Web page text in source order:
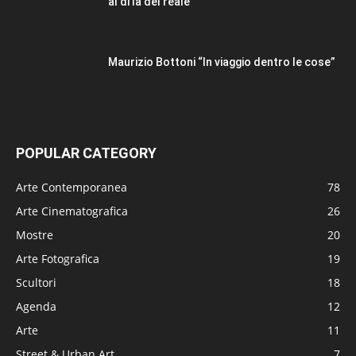
Maurizio Bottoni “In viaggio dentro le cose”
POPULAR CATEGORY
Arte Contemporanea
78
Arte Cinematografica
26
Mostre
20
Arte Fotografica
19
Scultori
18
Agenda
12
Arte
11